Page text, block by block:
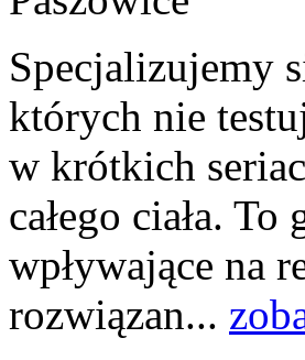
Specjalizujemy
których nie
w krótkich
całego ciała.
wpływające na
rozwiązan...